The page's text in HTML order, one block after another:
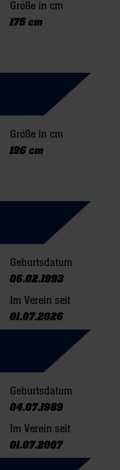
Größe in cm
175 cm
Größe in cm
196 cm
Geburtsdatum
06.02.1993
Im Verein seit
01.07.2026
Geburtsdatum
04.07.1989
Im Verein seit
01.07.2007